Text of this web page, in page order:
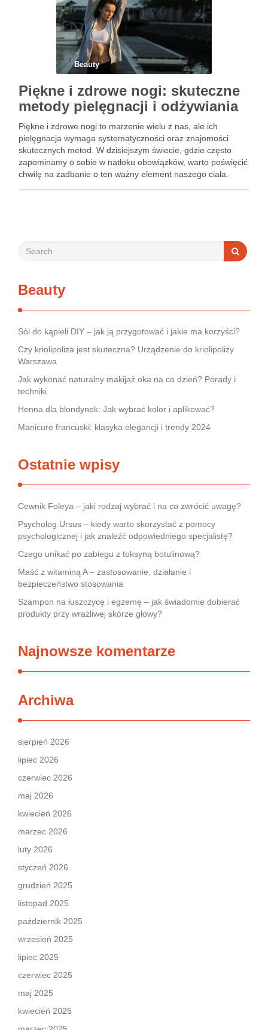
Beauty
Piękne i zdrowe nogi: skuteczne
metody pielęgnacji i odżywiania
Piękne i zdrowe nogi to marzenie wielu z nas, ale ich
pielęgnacja wymaga systematyczności oraz znajomości
skutecznych metod. W dzisiejszym świecie, gdzie często
zapominamy o sobie w natłoku obowiązków, warto poświęcić
chwilę na zadbanie o ten ważny element naszego ciała.
Beauty
Sól do kąpieli DIY – jak ją przygotować i jakie ma korzyści?
Czy kriolipoliza jest skuteczna? Urządzenie do kriolipolizy
Warszawa
Jak wykonać naturalny makijaż oka na co dzień? Porady i
techniki
Henna dla blondynek: Jak wybrać kolor i aplikować?
Manicure francuski: klasyka elegancji i trendy 2024
Ostatnie wpisy
Cewnik Foleya – jaki rodzaj wybrać i na co zwrócić uwagę?
Psycholog Ursus – kiedy warto skorzystać z pomocy
psychologicznej i jak znaleźć odpowiedniego specjalistę?
Czego unikać po zabiegu z toksyną botulinową?
Maść z witaminą A – zastosowanie, działanie i
bezpieczeństwo stosowania
Szampon na łuszczycę i egzemę – jak świadomie dobierać
produkty przy wrażliwej skórze głowy?
Najnowsze komentarze
Archiwa
sierpień 2026
lipiec 2026
czerwiec 2026
maj 2026
kwiecień 2026
marzec 2026
luty 2026
styczeń 2026
grudzień 2025
listopad 2025
październik 2025
wrzesień 2025
lipiec 2025
czerwiec 2025
maj 2025
kwiecień 2025